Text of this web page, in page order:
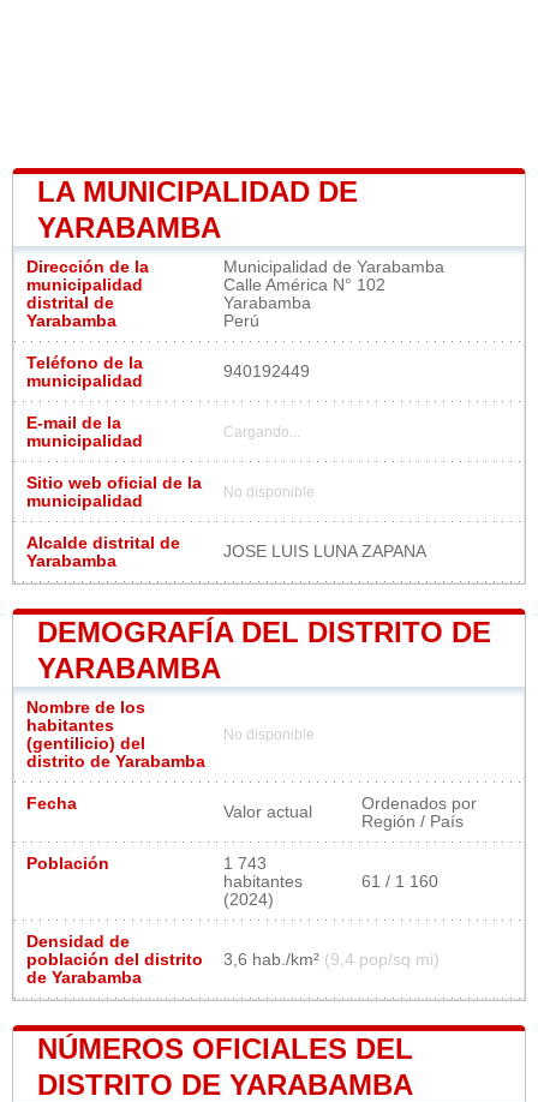
LA MUNICIPALIDAD DE
YARABAMBA
Dirección de la
municipalidad
distrital de
Yarabamba
Municipalidad de Yarabamba
Calle América N° 102
Yarabamba
Perú
Teléfono de la
municipalidad
940192449
E-mail de la
municipalidad
Cargando...
Sitio web oficial de la
municipalidad
No disponible
Alcalde distrital de
Yarabamba
JOSE LUIS LUNA ZAPANA
DEMOGRAFÍA DEL DISTRITO DE
YARABAMBA
Nombre de los
habitantes
(gentilicio) del
distrito de Yarabamba
No disponible
Fecha Valor actual
Ordenados por
Región / País
Población
1 743
habitantes
(2024)
61 / 1 160
Densidad de
población del distrito
de Yarabamba
3,6 hab./km² (9,4 pop/sq mi)
NÚMEROS OFICIALES DEL
DISTRITO DE YARABAMBA